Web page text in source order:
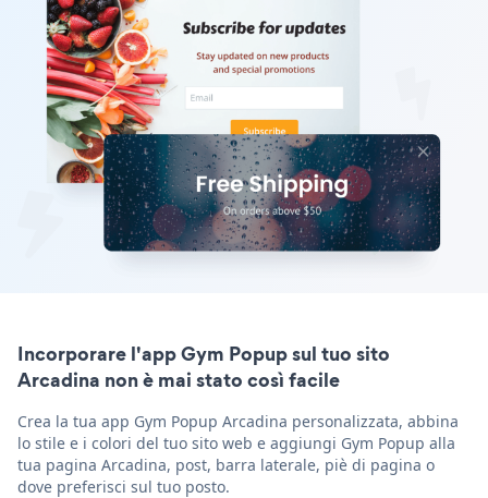
Incorporare l'app Gym Popup sul tuo sito
Arcadina non è mai stato così facile
Crea la tua app Gym Popup Arcadina personalizzata, abbina
lo stile e i colori del tuo sito web e aggiungi Gym Popup alla
tua pagina Arcadina, post, barra laterale, piè di pagina o
dove preferisci sul tuo posto.